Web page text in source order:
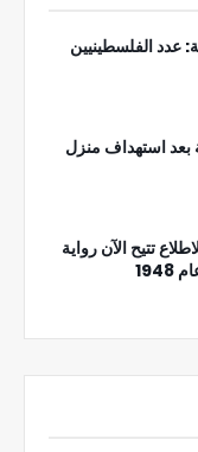
النكبة: عدد الفلسطينيين
بعد استهداف منزل
تتيح الآن رواية